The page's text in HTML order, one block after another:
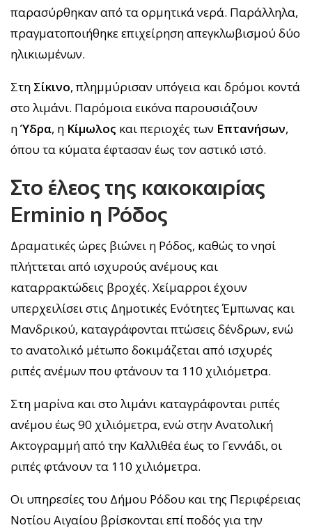
παρασύρθηκαν από τα ορμητικά νερά. Παράλληλα,
πραγματοποιήθηκε επιχείρηση απεγκλωβισμού δύο
ηλικιωμένων.
Στη Σίκινο, πλημμύρισαν υπόγεια και δρόμοι κοντά
στο λιμάνι. Παρόμοια εικόνα παρουσιάζουν
ηΎδρα, η Κίμωλος και περιοχές των Επτανήσων,
όπου τα κύματα έφτασαν έως τον αστικό ιστό.
Στο έλεος της κακοκαιρίας
Erminio η Ρόδος
Δραματικές ώρες βιώνει η Ρόδος, καθώς το νησί
πλήττεται από ισχυρούς ανέμους και
καταρρακτώδεις βροχές. Χείμαρροι έχουν
υπερχειλίσει στις Δημοτικές Ενότητες Έμπωνας και
Μανδρικού, καταγράφονται πτώσεις δένδρων, ενώ
το ανατολικό μέτωπο δοκιμάζεται από ισχυρές
ριπές ανέμων που φτάνουν τα 110 χιλιόμετρα.
Στη μαρίνα και στο λιμάνι καταγράφονται ριπές
ανέμου έως 90 χιλιόμετρα, ενώ στην Ανατολική
Ακτογραμμή από την Καλλιθέα έως το Γεννάδι, οι
ριπές φτάνουν τα 110 χιλιόμετρα.
Οι υπηρεσίες του Δήμου Ρόδου και της Περιφέρειας
Νοτίου Αιγαίου βρίσκονται επί ποδός για την